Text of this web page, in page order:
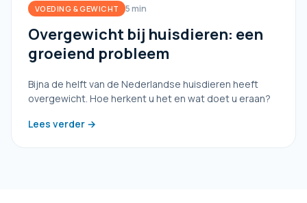
VOEDING & GEWICHT 5 min
Overgewicht bij huisdieren: een
groeiend probleem
Bijna de helft van de Nederlandse huisdieren heeft
overgewicht. Hoe herkent u het en wat doet u eraan?
Lees verder →